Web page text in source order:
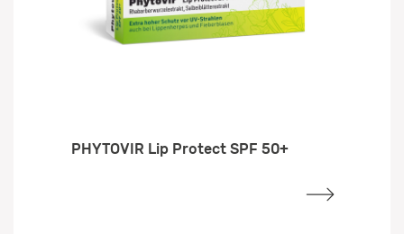
PHYTOVIR Lip Protect SPF 50+